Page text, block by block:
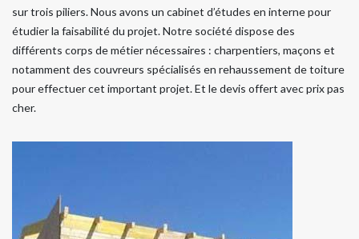
sur trois piliers. Nous avons un cabinet d’études en interne pour
étudier la faisabilité du projet. Notre société dispose des
différents corps de métier nécessaires : charpentiers, maçons et
notamment des couvreurs spécialisés en rehaussement de toiture
pour effectuer cet important projet. Et le devis offert avec prix pas
cher.